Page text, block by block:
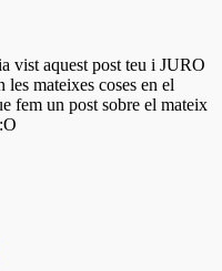
vist aquest post teu i JURO
les mateixes coses en el
fem un post sobre el mateix